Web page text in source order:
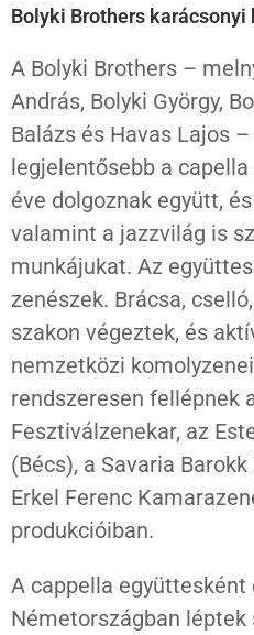
Bolyki Brothers
A Bolyki Brothers –
András, Bolyki György,
Balázs és Havas Lajos
legjelentősebb a
éve dolgoznak együtt,
valamint a jazzvilág is
munkájukat. Az
zenészek. Brácsa,
szakon végeztek, és
nemzetközi
rendszeresen fellépnek
Fesztiválzenekar, az
(Bécs), a Savaria
Erkel Ferenc
produkcióiban.
A cappella együttesként
Németországban